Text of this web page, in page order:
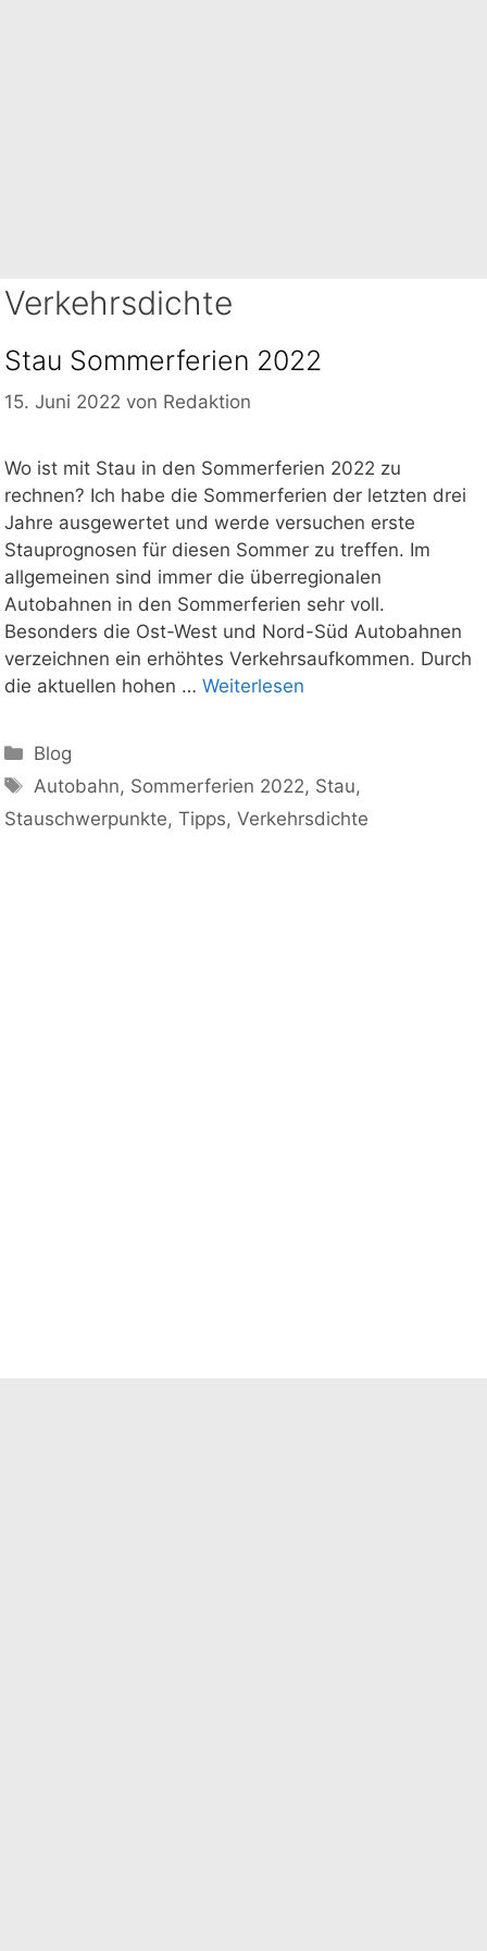
Verkehrsdichte
Stau Sommerferien 2022
15. Juni 2022 von Redaktion
Wo ist mit Stau in den Sommerferien 2022 zu
rechnen? Ich habe die Sommerferien der letzten drei
Jahre ausgewertet und werde versuchen erste
Stauprognosen für diesen Sommer zu treffen. Im
allgemeinen sind immer die überregionalen
Autobahnen in den Sommerferien sehr voll.
Besonders die Ost-West und Nord-Süd Autobahnen
verzeichnen ein erhöhtes Verkehrsaufkommen. Durch
die aktuellen hohen … Weiterlesen
Kategorien
Blog
Schlagwörter
Autobahn, Sommerferien 2022, Stau,
Stauschwerpunkte, Tipps, Verkehrsdichte